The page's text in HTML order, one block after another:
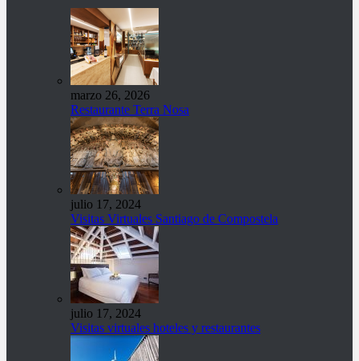
marzo 26, 2026
Restaurante Terra Nosa
julio 17, 2024
Visitas Virtuales Santiago de Compostela
julio 17, 2024
Visitas virtuales hoteles y restaurantes